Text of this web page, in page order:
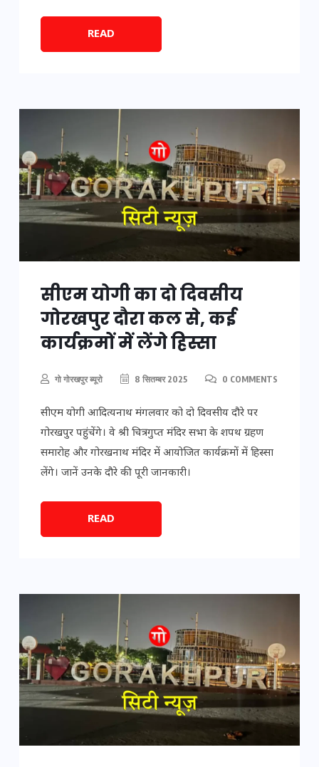
READ
सीएम योगी का दो दिवसीय
गोरखपुर दौरा कल से, कई
कार्यक्रमों में लेंगे हिस्सा
गो गोरखपुर ब्यूरो 8 सितम्बर 2025 0 COMMENTS
सीएम योगी आदित्यनाथ मंगलवार को दो दिवसीय दौरे पर
गोरखपुर पहुंचेंगे। वे श्री चित्रगुप्त मंदिर सभा के शपथ ग्रहण
समारोह और गोरखनाथ मंदिर में आयोजित कार्यक्रमों में हिस्सा
लेंगे। जानें उनके दौरे की पूरी जानकारी।
READ